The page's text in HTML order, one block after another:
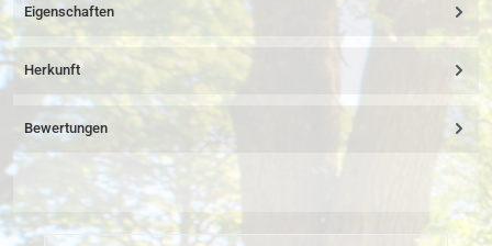
Eigenschaften
Herkunft
Bewertungen